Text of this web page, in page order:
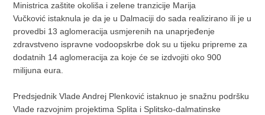
Ministrica zaštite okoliša i zelene tranzicije Marija
Vučković istaknula je da je u Dalmaciji do sada realizirano ili je u
provedbi 13 aglomeracija usmjerenih na unaprjeđenje
zdravstveno ispravne vodoopskrbe dok su u tijeku pripreme za
dodatnih 14 aglomeracija za koje će se izdvojiti oko 900
milijuna eura.
Predsjednik Vlade Andrej Plenković istaknuo je snažnu podršku
Vlade razvojnim projektima Splita i Splitsko-dalmatinske